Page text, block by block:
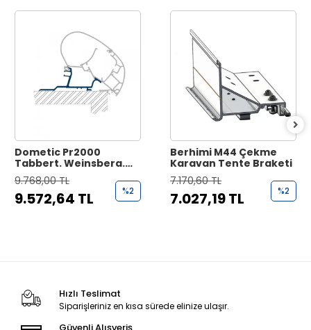
Dometic Pr2000
Tabbert. Weinsberg.
Knaus Tente Montaj
Braketi
9.768,00 TL
9.572,64 TL %2
Berhimi M44 Çekme
Karavan Tente Braketi
7.170,60 TL
7.027,19 TL %2
Hızlı Teslimat
Siparişleriniz en kısa sürede elinize ulaşır.